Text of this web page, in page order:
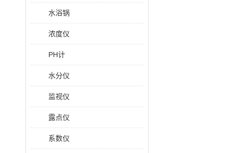
水浴锅
浓度仪
PH计
水分仪
监视仪
露点仪
系数仪